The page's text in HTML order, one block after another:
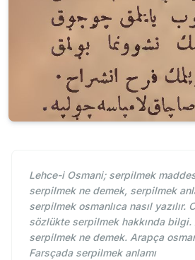
Lehce-i Osmani; serpilmek
serpilmek ne demek, serpilmek
serpilmek osmanlıca nasıl yazılır.
sözlükte serpilmek hakkında bilgi.
serpilmek ne demek. Arapça
Farsçada serpilmek anlamı